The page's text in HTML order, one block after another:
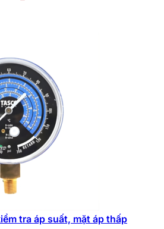
tra áp suất, mặt áp thấp